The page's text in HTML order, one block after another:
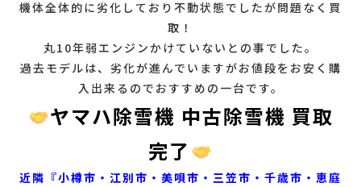
機体全体的に劣化しており不動状態でしたが問題なく買
取！
丸10年弱エンジンかけていないとの事でした。
過去モデルは、劣化が進んでいますがお値段をお安く購
入出来るのでおすすめの一台です。
ヤマハ除雪機 中古除雪機 買取
完了
近隣『小樽市・江別市・美唄市・三笠市・千歳市・恵庭